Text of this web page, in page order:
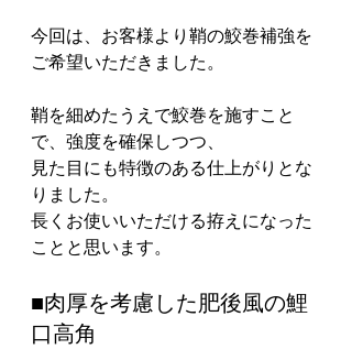
今回は、お客様より鞘の鮫巻補強を
ご希望いただきました。
鞘を細めたうえで鮫巻を施すこと
で、強度を確保しつつ、
見た目にも特徴のある仕上がりとな
りました。
長くお使いいただける拵えになった
ことと思います。
■肉厚を考慮した肥後風の鯉
口高角